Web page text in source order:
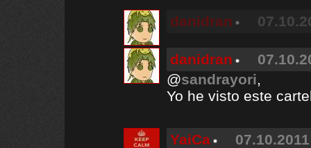
danidran
danidran
@sandrayori,
Yo he visto este
YaiCa